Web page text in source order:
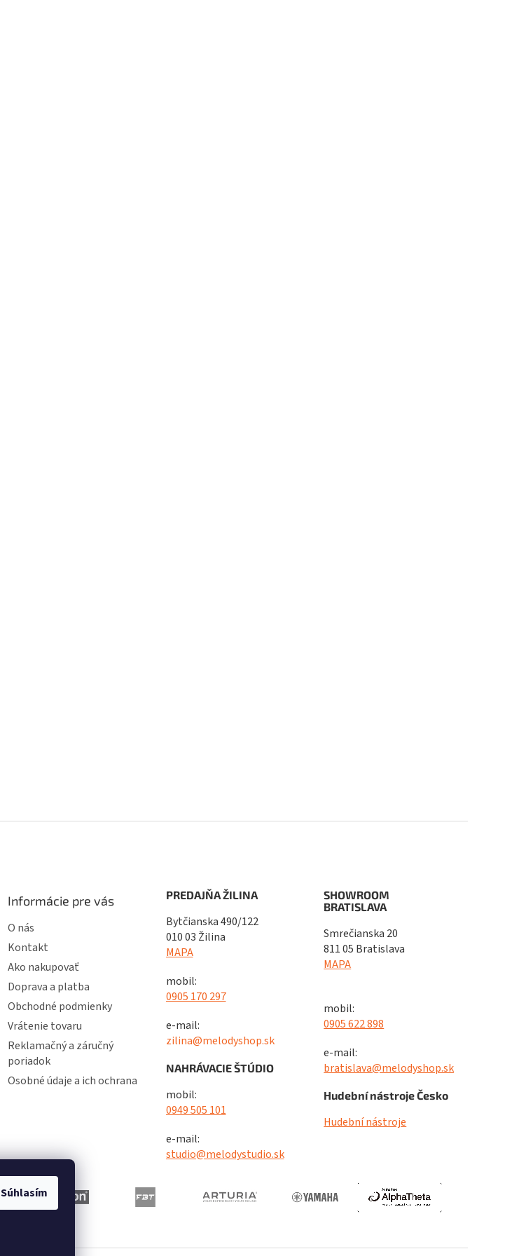
Súhlasím
Informácie pre vás
O nás
Kontakt
Ako nakupovať
Doprava a platba
Obchodné podmienky
Vrátenie tovaru
Reklamačný a záručný
poriadok
Osobné údaje a ich ochrana
PREDAJŇA ŽILINA
Bytčianska 490/122
010 03 Žilina
MAPA
mobil:
0905 170 297
e-mail:
zilina@melodyshop.sk
NAHRÁVACIE ŠTÚDIO
mobil:
0949 505 101
e-mail:
studio@melodystudio.sk
SHOWROOM
BRATISLAVA
Smrečianska 20
811 05 Bratislava
MAPA
mobil:
0905 622 898
e-mail:
bratislava@melodyshop.sk
Hudební nástroje Česko
Hudební nástroje